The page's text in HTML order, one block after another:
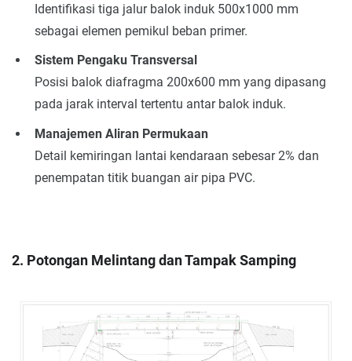
Identifikasi tiga jalur balok induk 500x1000 mm
sebagai elemen pemikul beban primer.
Sistem Pengaku Transversal
Posisi balok diafragma 200x600 mm yang dipasang
pada jarak interval tertentu antar balok induk.
Manajemen Aliran Permukaan
Detail kemiringan lantai kendaraan sebesar 2% dan
penempatan titik buangan air pipa PVC.
2. Potongan Melintang dan Tampak Samping